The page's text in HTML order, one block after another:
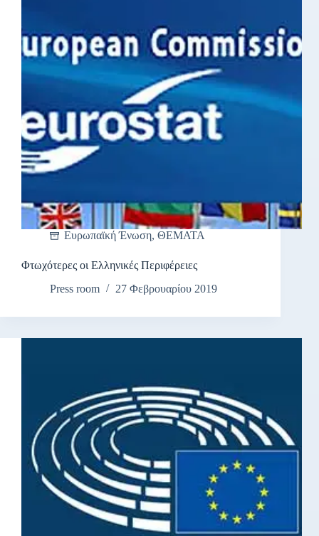
Ευρωπαϊκή Ένωση, ΘΕΜΑΤΑ
Φτωχότερες οι Ελληνικές Περιφέρειες
Press room
27 Φεβρουαρίου 2019